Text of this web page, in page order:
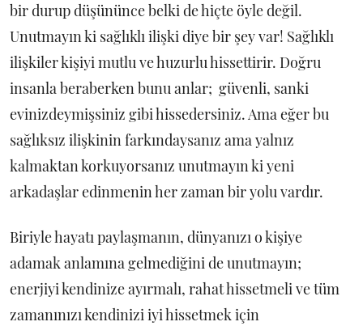
bir durup düşününce belki de hiçte öyle değil.
Unutmayın ki sağlıklı ilişki diye bir şey var! Sağlıklı
ilişkiler kişiyi mutlu ve huzurlu hissettirir. Doğru
insanla beraberken bunu anlar; güvenli, sanki
evinizdeymişsiniz gibi hissedersiniz. Ama eğer bu
sağlıksız ilişkinin farkındaysanız ama yalnız
kalmaktan korkuyorsanız unutmayın ki yeni
arkadaşlar edinmenin her zaman bir yolu vardır.
Biriyle hayatı paylaşmanın, dünyanızı o kişiye
adamak anlamına gelmediğini de unutmayın;
enerjiyi kendinize ayırmalı, rahat hissetmeli ve tüm
zamanınızı kendinizi iyi hissetmek için